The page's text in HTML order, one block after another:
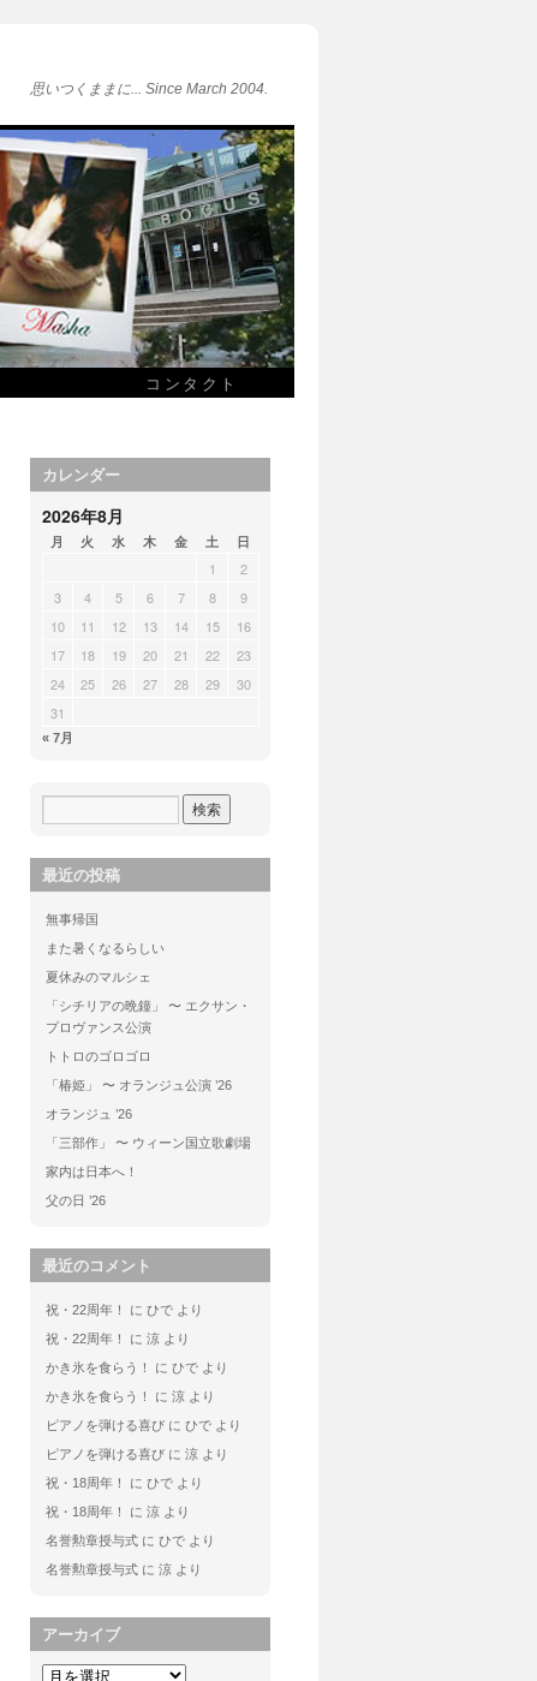
思いつくままに... Since March 2004.
コンタクト
カレンダー
2026年8月
月 火 水 木 金 土 日
1
2
3
4 5 6 7 8
9
10
11 12 13 14 15
16
17
18 19 20 21 22
23
24
25 26 27 28 29
30
31
« 7月
最近の投稿
無事帰国
また暑くなるらしい
夏休みのマルシェ
「シチリアの晩鐘」 〜 エクサン・
プロヴァンス公演
トトロのゴロゴロ
「椿姫」 〜 オランジュ公演 ’26
オランジュ ’26
「三部作」 〜 ウィーン国立歌劇場
家内は日本へ！
父の日 ’26
最近のコメント
祝・22周年！ に ひで より
祝・22周年！
に 涼 より
かき氷を食らう！
に ひで より
かき氷を食らう！
に 涼 より
ピアノを弾ける喜び に ひで より
ピアノを弾ける喜び に 涼 より
祝・18周年！
に ひで より
祝・18周年！
に 涼 より
名誉勲章授与式 に ひで より
名誉勲章授与式 に 涼 より
アーカイブ